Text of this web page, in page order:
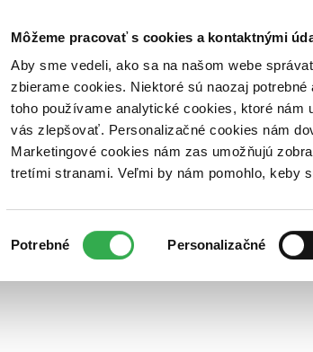
Môžeme pracovať s cookies a kontaktnými
Aby sme vedeli, ako sa na našom webe
zbierame cookies. Niektoré sú naozaj
toho používame analytické cookies, ktoré
vás zlepšovať. Personalizačné cookies nám
Marketingové cookies nám zas umožňujú
tretími stranami. Veľmi by nám pomohlo, keby
súhlasu
Potrebné Personalizačné
Poukážky Kontakt